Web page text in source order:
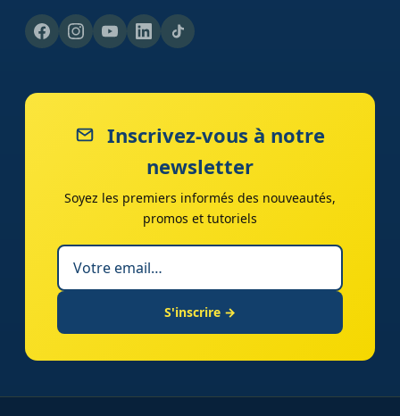
Inscrivez-vous à notre
newsletter
Soyez les premiers informés des nouveautés,
promos et tutoriels
S'inscrire →